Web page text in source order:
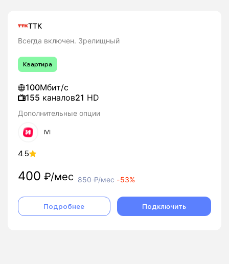
ТТК
Всегда включен. Зрелищный
Квартира
100Мбит/с
155 каналов21 HD
Дополнительные опции
IVI
4.5
400 ₽/мес 850₽/мес -53%
Подробнее Подключить